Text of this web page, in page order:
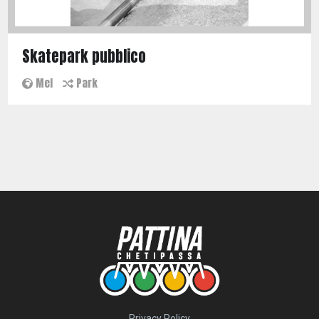
Skatepark pubblico
Mel Park